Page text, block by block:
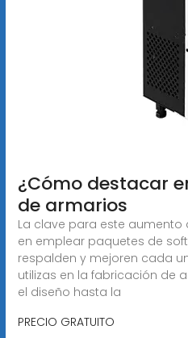
¿Cómo destacar
de armarios
La clave para este
en emplear paquetes de
respalden y mejoren cada
utilizas en la fabricación de
el diseño hasta la
PRECIO GRATUITO